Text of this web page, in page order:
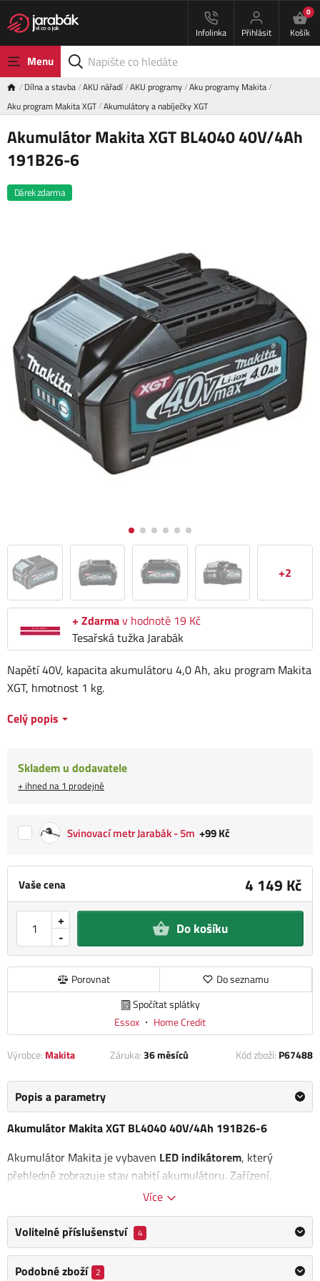
Infolinka Přihlásit
0
Košík
Menu
Dílna a stavba AKU nářadí AKU programy Aku programy Makita
Aku program Makita XGT Akumulátory a nabíječky XGT
Akumulátor Makita XGT BL4040 40V/4Ah
191B26-6
Dárek zdarma
+2
+ Zdarmav hodnotě 19 Kč
Tesařská tužka Jarabák
Vaše cena 4 149 Kč
-
+ Do košíku
Porovnat
Do seznamu
Spočítat splátky
Essox ・ Home Credit
Napětí 40V, kapacita akumulátoru 4,0 Ah, aku program Makita
XGT, hmotnost 1 kg.
Celý popis
Skladem u dodavatele
+ ihned na 1 prodejně
Svinovací metr Jarabák - 5m +99 Kč
Výrobce: Makita Záruka:36 měsíců Kód zboží: P67488
Popis a parametry
Akumulátor Makita XGT BL4040 40V/4Ah 191B26-6
Akumulátor Makita je vybaven LED indikátorem, který
přehledně zobrazuje stav nabití akumulátoru. Zařízení,
akumulátory a nabíječky z aku programu XGT disponují
komunikaci. Díky tomu nabíječka
proces nabíjení podle aktuálního stavu akumulátoru. Díky
kompatibilitě s širokou škálou nástrojů z
aku programu Makita
Více
Volitelné příslušenství 4
Podobné zboží 2